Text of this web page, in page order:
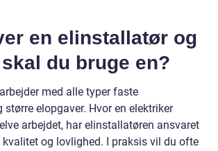
en elinstallatør og
du bruge en?
med alle typer faste
elopgaver. Hvor en elektriker
arbejdet, har elinstallatøren ansvaret
og lovlighed. I praksis vil du ofte